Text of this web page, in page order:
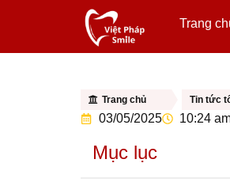
Trang
Trang chủ Tin tức
03/05/2025 10:24
Mục lục